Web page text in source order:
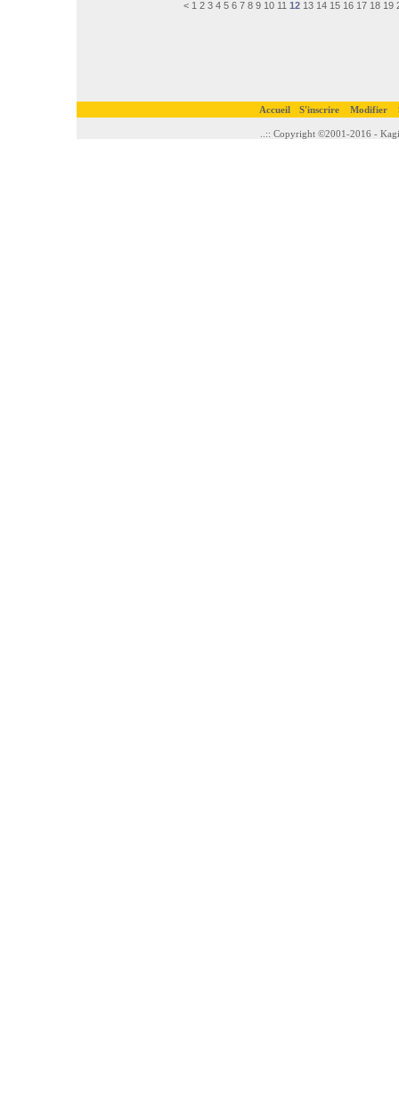
< 1 2 3 4 5 6 7 8 9 10 11 12 13 14 15 16 17 18 19
Accueil S'inscrire Modifier
..:: Copyright ©2001-2016 -